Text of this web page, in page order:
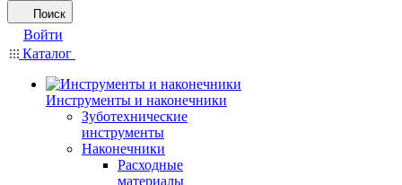
Поиск
Войти
Каталог
Инструменты и наконечники
Зуботехнические
инструменты
Наконечники
Расходные
материалы